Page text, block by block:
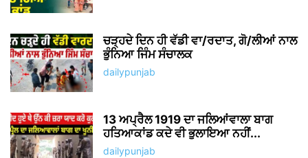
ਚੜ੍ਹਦੇ ਦਿਨ ਹੀ ਵੱਡੀ ਵਾ/ਰਦਾਤ, ਗੋ/ਲੀਆਂ ਨਾਲ
ਭੁੰਨਿਆ ਜਿੰਮ ਸੰਚਾਲਕ
dailypunjab
13 ਅਪ੍ਰੈਲ 1919 ਦਾ ਜਲਿਆਂਵਾਲਾ ਬਾਗ
ਹਤਿਆਕਾਂਡ ਕਦੇ ਵੀ ਭੁਲਾਇਆ ਨਹੀਂ...
dailypunjab